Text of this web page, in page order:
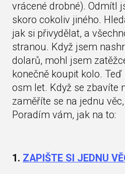
vrácené drobné). Odmítl
skoro cokoliv jiného.
jak si přivydělat, a
stranou. Když jsem
dolarů, mohl jsem
konečně koupit kolo.
osm let. Když se zbavíte
zaměříte se na jednu
Poradím vám, jak na to:
1. ZAPIŠTE SI JEDNU